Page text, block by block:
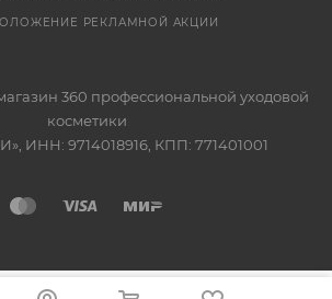
РЕКЛАМНОЙ АКЦИИ
360 профессиональной уходовой
косметики
ИНН: 9714018916, КПП: 771401001